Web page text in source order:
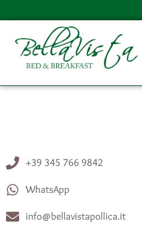
+39 345 766 9842
WhatsApp
info@bellavistapollica.it